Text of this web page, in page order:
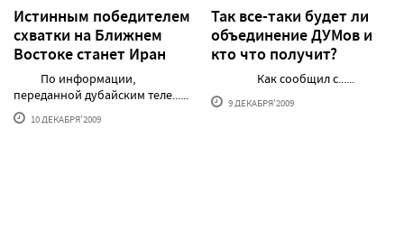
Истинным победителем
схватки на Ближнем
Востоке станет Иран
По информации,
переданной дубайским теле......
10 ДЕКАБРЯ'2009
Так все-таки будет ли
объединение ДУМов и
кто что получит?
Как сообщил с......
9 ДЕКАБРЯ'2009